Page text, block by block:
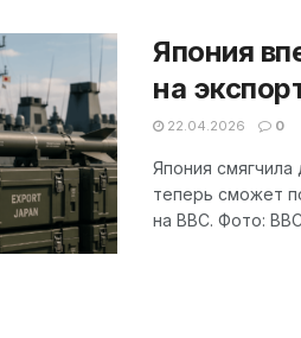
Япония
на
22.04.2026 0
Япония
теперь сможет
на BBC. Фото: